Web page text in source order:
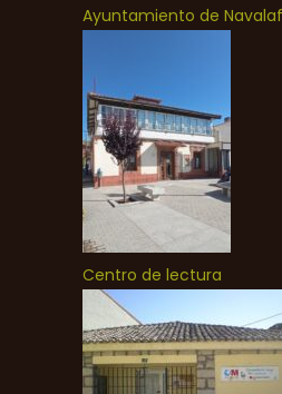
Ayuntamiento de
Centro de lectura